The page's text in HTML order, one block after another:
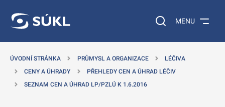
Vyhledávání na
MENU
ÚVODNÍ STRÁNKA PRŮMYSL A ORGANIZACE
LÉČIVA
CENY A ÚHRADY
PŘEHLEDY CEN A ÚHRAD LÉČIV
SEZNAM CEN A ÚHRAD LP/PZLÚ K 1.6.2016